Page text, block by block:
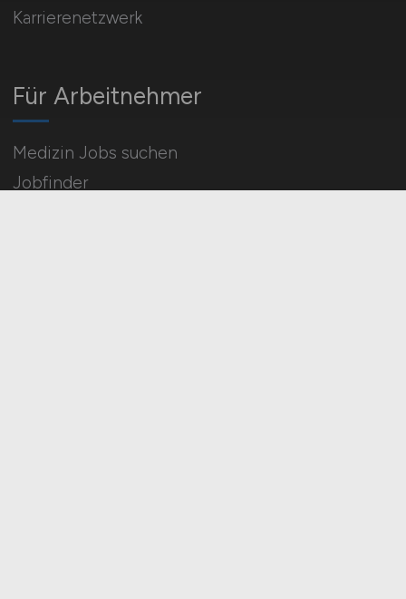
Für Arbeitnehmer
Medizin Jobs suchen
Jobfinder
Karrierenetzwerk